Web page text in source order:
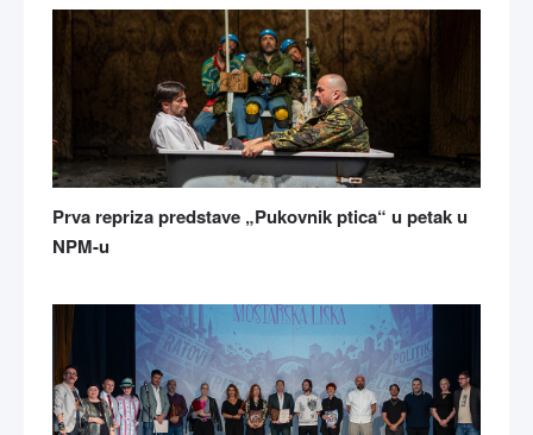
Prva repriza predstave „Pukovnik ptica“ u petak u
NPM-u